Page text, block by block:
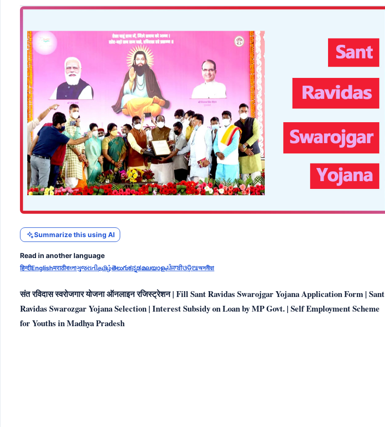
Summarize this using AI
Read in another language
हिन्दीEnglishमराठीবাংলাગુજરાતીதமிழ்తెలుగుಕನ್ನಡമലയാളംਪੰਜਾਬੀଓଡ଼ିଆঅসমীয়া
संत रविदास स्वरोजगार योजना ऑनलाइन रजिस्ट्रेशन | Fill Sant Ravidas Swarojgar Yojana Application Form | Sant
Ravidas Swarozgar Yojana Selection | Interest Subsidy on Loan by MP Govt. | Self Employment Scheme
for Youths in Madhya Pradesh